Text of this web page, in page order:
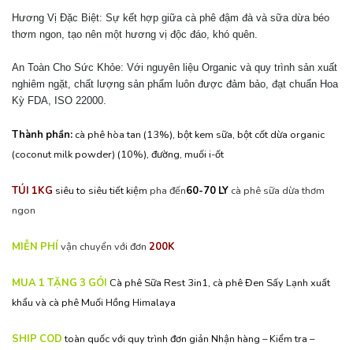
Hương Vị Đặc Biệt: Sự kết hợp giữa cà phê đậm đà và sữa dừa béo
thơm ngon, tạo nên một hương vị độc đáo, khó quên.
An Toàn Cho Sức Khỏe: Với nguyên liệu Organic và quy trình sản xuất
nghiêm ngặt, chất lượng sản phẩm luôn được đảm bảo, đạt chuẩn Hoa
Kỳ FDA, ISO 22000.
Thành phần: cà phê hòa tan (13%), bột kem sữa, bột cốt dừa organic
(coconut milk powder) (10%), đường, muối i-ốt
TÚI 1KG siêu to siêu tiết kiệm pha đến60-70 LY cà phê sữa dừa thơm
ngon
MIỄN PHÍ vận chuyển với đơn 200K
MUA 1 TẶNG 3 GÓI Cà phê Sữa Rest 3in1, cà phê Đen Sấy Lạnh xuất
khẩu và cà phê Muối Hồng Himalaya
SHIP CODtoàn quốc với quy trình đơn giản Nhận hàng – Kiểm tra –